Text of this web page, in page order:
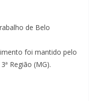
de Belo
foi mantido pelo
Região (MG).